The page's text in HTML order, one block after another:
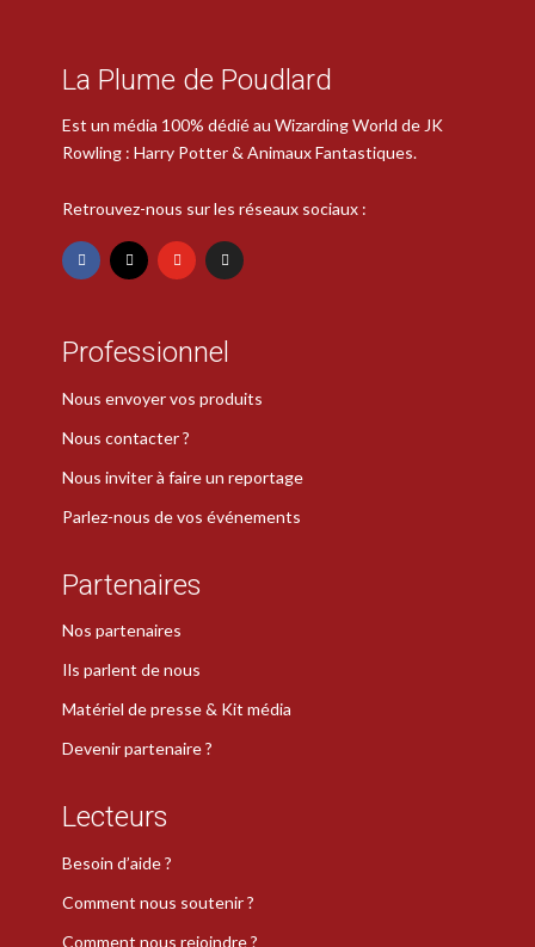
La Plume de Poudlard
Est un média 100% dédié au Wizarding World de JK
Rowling : Harry Potter & Animaux Fantastiques.
Retrouvez-nous sur les réseaux sociaux :
Professionnel
Nous envoyer vos produits
Nous contacter ?
Nous inviter à faire un reportage
Parlez-nous de vos événements
Partenaires
Nos partenaires
Ils parlent de nous
Matériel de presse & Kit média
Devenir partenaire ?
Lecteurs
Besoin d’aide ?
Comment nous soutenir ?
Comment nous rejoindre ?